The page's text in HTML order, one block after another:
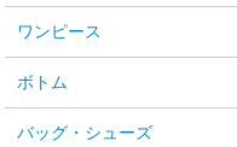
ワンピース
ボトム
バッグ・シューズ